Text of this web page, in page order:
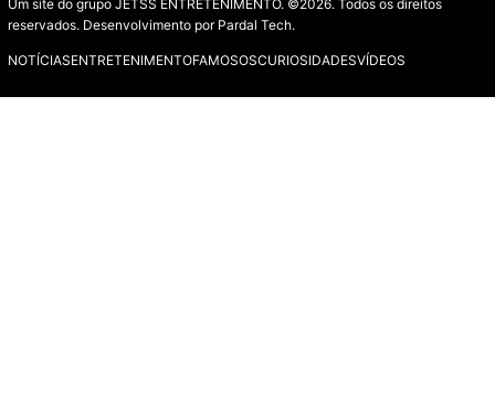
Um site do grupo JETSS ENTRETENIMENTO. ©2026. Todos os direitos
reservados. Desenvolvimento por Pardal Tech.
NOTÍCIASENTRETENIMENTOFAMOSOSCURIOSIDADESVÍDEOS